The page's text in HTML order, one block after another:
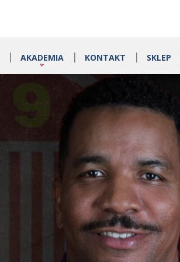
AKADEMIA KONTAKT SKLEP